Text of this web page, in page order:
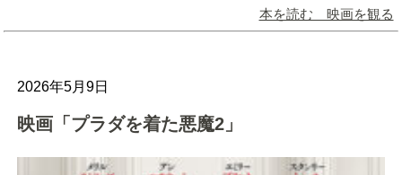
本を読む 映画を観る
2026年5月9日
映画「プラダを着た悪魔2」